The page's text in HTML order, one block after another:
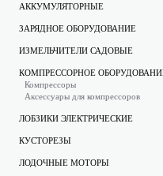
АККУМУЛЯТОРНЫЕ
ЗАРЯДНОЕ ОБОРУДОВАНИЕ
ИЗМЕЛЬЧИТЕЛИ САДОВЫЕ
КОМПРЕССОРНОЕ
Компрессоры
Аксессуары для компрессоров
ЛОБЗИКИ ЭЛЕКТРИЧЕСКИЕ
КУСТОРЕЗЫ
ЛОДОЧНЫЕ МОТОРЫ